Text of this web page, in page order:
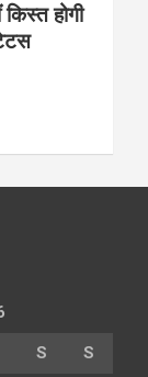
होगी
S S